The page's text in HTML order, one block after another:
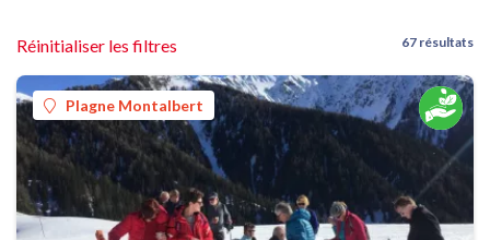
Réinitialiser les filtres 67 résultats
Plagne Montalbert